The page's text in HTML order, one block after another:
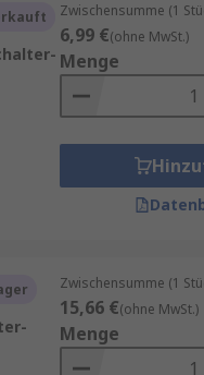
Zwischensumme (1
6,99 €(ohne MwSt.)
Menge
Zwischensumme (1
15,66 €(ohne MwSt.)
Menge